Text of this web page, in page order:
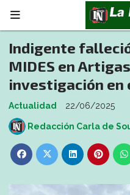
Indigente
MIDES en
investigación en
Actualidad 22/06/2025
Redacción Carla de